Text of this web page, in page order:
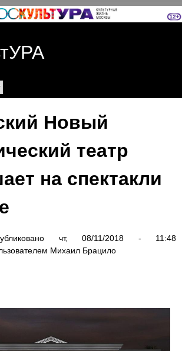
Перейти к основному
Новый
театр
на спектакли
чт, 08/11/2018 - 11:48
Михаил Брацило